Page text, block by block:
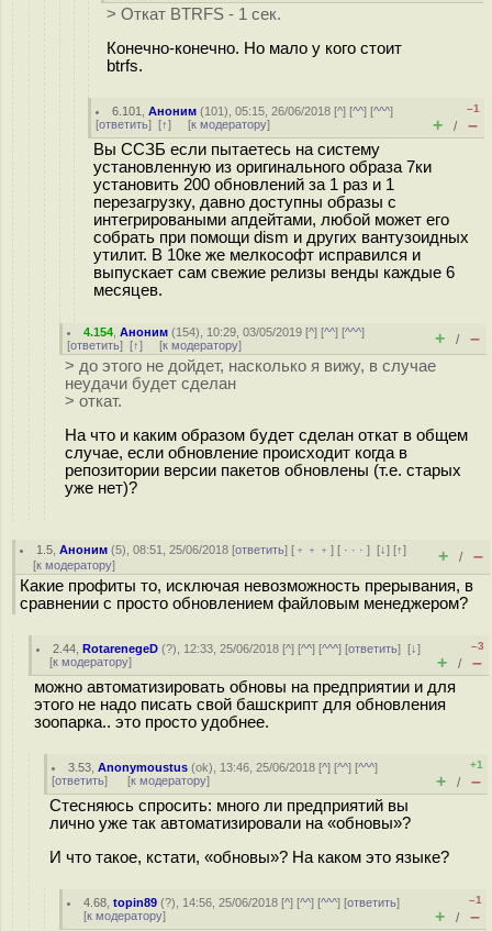
> Откат BTRFS - 1 сек.
Конечно-конечно. Но мало у кого стоит
btrfs.
6.101 ,Аноним (101), 05:15, 26/06/2018 [^] [^^] [^^^]
[ответить] [↑] [к модератору]
–1
+ / –
Вы ССЗБ если пытаетесь на систему
установленную из оригинального образа 7ки
установить 200 обновлений за 1 раз и 1
перезагрузку, давно доступны образы с
интегрироваными апдейтами, любой может его
собрать при помощи dism и других вантузоидных
утилит. В 10ке же мелкософт исправился и
выпускает сам свежие релизы венды каждые 6
месяцев.
4.154 ,Аноним (154), 10:29, 03/05/2019 [^] [^^] [^^^]
[ответить] [↑] [к модератору] + / –
> до этого не дойдет, насколько я вижу, в случае
неудачи будет сделан
> откат.
На что и каким образом будет сделан откат в общем
случае, если обновление происходит когда в
репозитории версии пакетов обновлены (т.е. старых
уже нет)?
1.5 ,Аноним (5), 08:51, 25/06/2018 [ответить] [ ﹢﹢﹢] [ · · ·][↓] [↑]
[к модератору] + / –
Какие профиты то, исключая невозможность прерывания, в
сравнении с просто обновлением файловым менеджером?
2.44 ,RotarenegeD (?), 12:33, 25/06/2018 [^] [^^] [^^^] [ответить][↓]
[к модератору]
–3
+ / –
можно автоматизировать обновы на предприятии и для
этого не надо писать свой башскрипт для обновления
зоопарка.. это просто удобнее.
3.53 ,Anonymoustus (ok), 13:46, 25/06/2018 [^] [^^] [^^^]
[ответить] [к модератору]
+1
+ / –
Стесняюсь спросить: много ли предприятий вы
лично уже так автоматизировали на «обновы»?
И что такое, кстати, «обновы»? На каком это языке?
4.68 ,topin89 (?), 14:56, 25/06/2018 [^] [^^] [^^^] [ответить]
[к модератору]
–1
+ / –